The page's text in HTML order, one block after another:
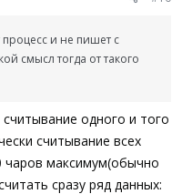
и не пишет с
смысл тогда от такого
одного и того
считывание всех
максимум(обычно
сразу ряд данных: